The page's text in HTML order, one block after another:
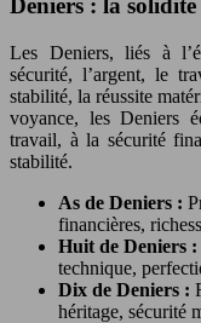
Deniers : la
Les Deniers, liés à
sécurité, l’argent, le
stabilité, la réussite
voyance, les Deniers
travail, à la sécurité
stabilité.
As de Deniers :
financières,
Huit de Deniers :
technique,
Dix de Deniers :
héritage, sécurité